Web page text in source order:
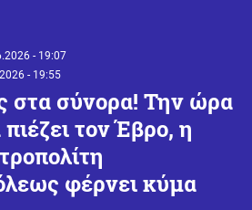
- 19:07
- 19:55
στα σύνορα! Την ώρα
τον Έβρο, η
φέρνει κύμα